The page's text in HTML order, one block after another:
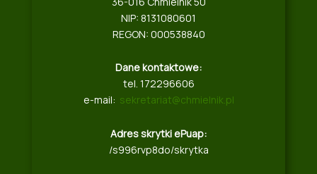
NIP: 8131080601
REGON: 000538840
Dane kontaktowe:
tel. 172296606
e-mail: sekretariat@chmielnik.pl
Adres skrytki ePuap:
/s996rvp8do/skrytka